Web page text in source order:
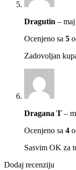
Dragutin –
Ocenjeno sa 5
Zadovoljan
Dragana T –
Ocenjeno sa 4
Sasvim OK za
Dodaj recenziju